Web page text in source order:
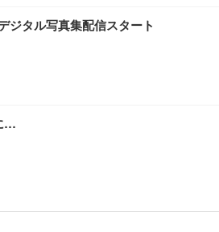
ジタル写真集配信スタート
…